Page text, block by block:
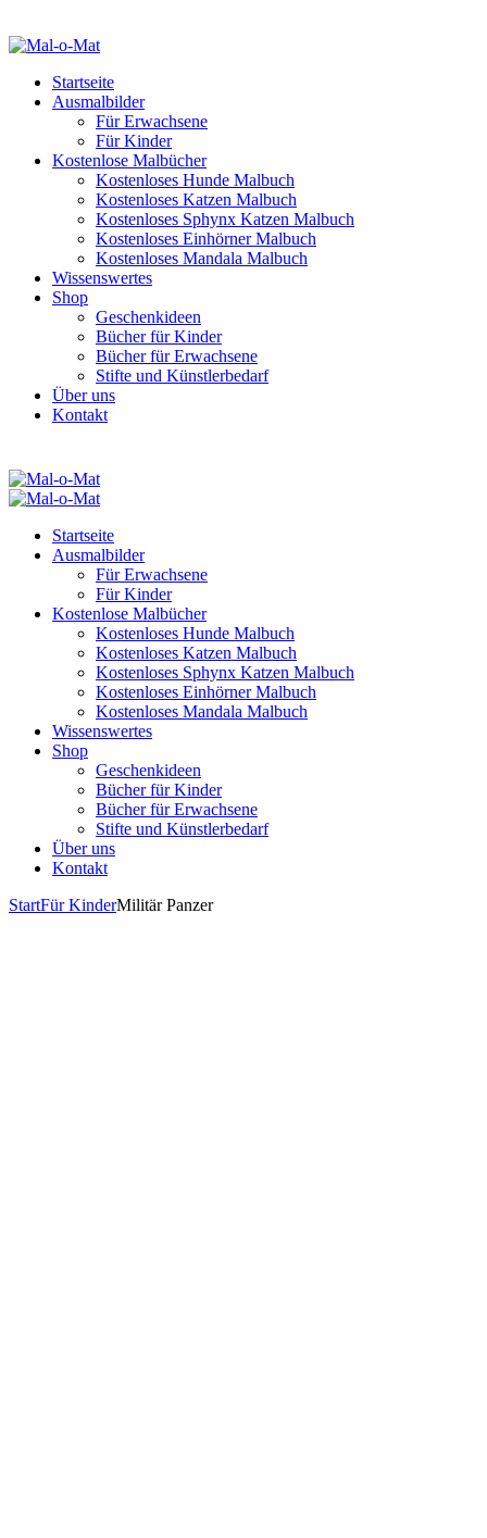
Startseite
Ausmalbilder
Für Erwachsene
Für Kinder
Kostenlose Malbücher
Kostenloses Hunde Malbuch
Kostenloses Katzen Malbuch
Kostenloses Sphynx Katzen Malbuch
Kostenloses Einhörner Malbuch
Kostenloses Mandala Malbuch
Wissenswertes
Shop
Geschenkideen
Bücher für Kinder
Bücher für Erwachsene
Stifte und Künstlerbedarf
Über uns
Kontakt
Startseite
Ausmalbilder
Für Erwachsene
Für Kinder
Kostenlose Malbücher
Kostenloses Hunde Malbuch
Kostenloses Katzen Malbuch
Kostenloses Sphynx Katzen Malbuch
Kostenloses Einhörner Malbuch
Kostenloses Mandala Malbuch
Wissenswertes
Shop
Geschenkideen
Bücher für Kinder
Bücher für Erwachsene
Stifte und Künstlerbedarf
Über uns
Kontakt
StartFür KinderMilitär Panzer